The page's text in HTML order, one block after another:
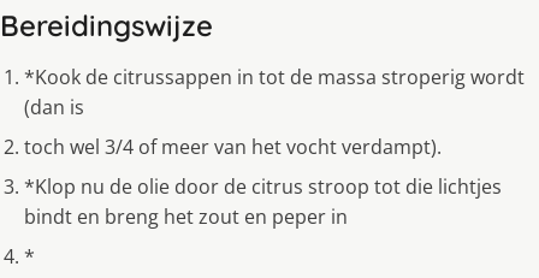
Bereidingswijze
*Kook de citrussappen in tot de massa stroperig wordt
(dan is
toch wel 3/4 of meer van het vocht verdampt).
*Klop nu de olie door de citrus stroop tot die lichtjes
bindt en breng het zout en peper in
*